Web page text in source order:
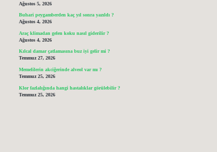
Ağustos 5, 2026
Buhari peygamberden kaç yıl sonra yazıldı ?
Ağustos 4, 2026
Araç klimadan gelen koku nasıl giderilir ?
Ağustos 4, 2026
Kılcal damar çatlamasına buz iyi gelir mi ?
Temmuz 27, 2026
Memelilerin akciğerinde alveol var mı ?
Temmuz 25, 2026
Klor fazlalığında hangi hastalıklar görülebilir ?
Temmuz 25, 2026